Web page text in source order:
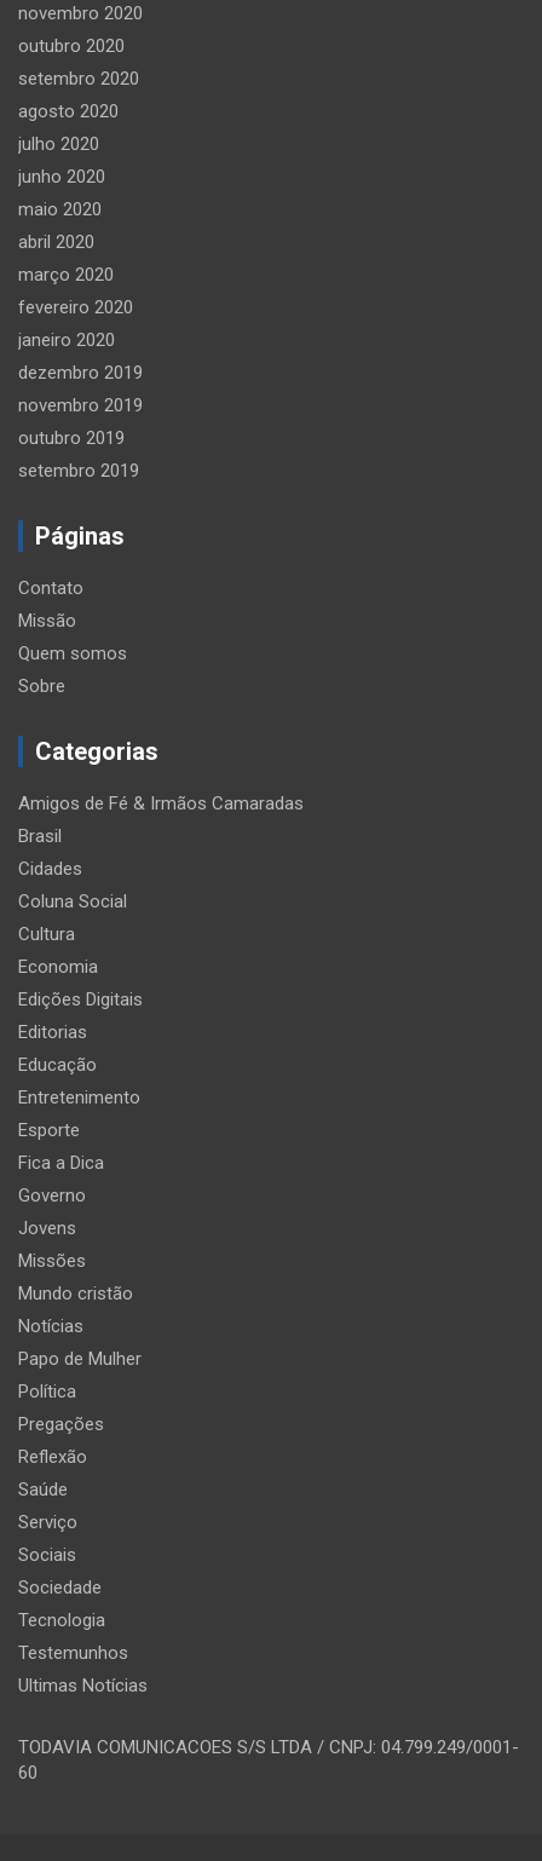
novembro 2020
outubro 2020
setembro 2020
agosto 2020
julho 2020
junho 2020
maio 2020
abril 2020
março 2020
fevereiro 2020
janeiro 2020
dezembro 2019
novembro 2019
outubro 2019
setembro 2019
Páginas
Contato
Missão
Quem somos
Sobre
Categorias
Amigos de Fé & Irmãos Camaradas
Brasil
Cidades
Coluna Social
Cultura
Economia
Edições Digitais
Editorias
Educação
Entretenimento
Esporte
Fica a Dica
Governo
Jovens
Missões
Mundo cristão
Notícias
Papo de Mulher
Política
Pregações
Reflexão
Saúde
Serviço
Sociais
Sociedade
Tecnologia
Testemunhos
Ultimas Notícias
TODAVIA COMUNICACOES S/S LTDA / CNPJ: 04.799.249/0001-
60